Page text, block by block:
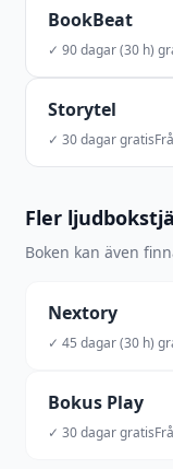
BookBeat
✓ 90 dagar (30 h)
Storytel
✓ 30 dagar gratis
Fler
Boken kan även
Nextory
✓ 45 dagar (30 h)
Bokus Play
✓ 30 dagar gratis